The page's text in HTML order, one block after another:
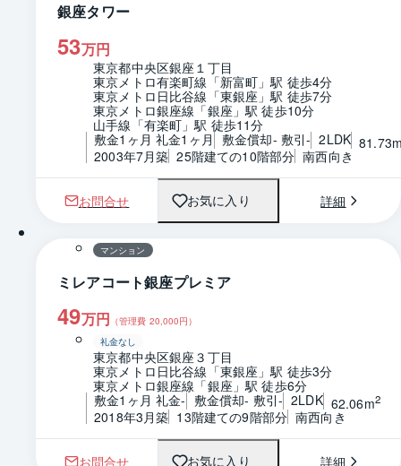
銀座タワー
53万円
東京都中央区銀座１丁目
東京メトロ有楽町線「新富町」駅 徒歩4分
東京メトロ日比谷線「東銀座」駅 徒歩7分
東京メトロ銀座線「銀座」駅 徒歩10分
山手線「有楽町」駅 徒歩11分
敷金1ヶ月 礼金1ヶ月 敷金償却- 敷引- 2LDK
2003年7月築 25階建ての10階部分 南西向き
お問合せ お気に入り 詳細
1 / 0 間取り
マンション
ミレアコート銀座プレミア
49万円 （管理費 20,000円）
礼金なし
東京都中央区銀座３丁目
東京メトロ日比谷線「東銀座」駅 徒歩3分
東京メトロ銀座線「銀座」駅 徒歩6分
敷金1ヶ月 礼金- 敷金償却- 敷引- 2LDK 62.06m2
2018年3月築 13階建ての9階部分 南西向き
お問合せ お気に入り 詳細